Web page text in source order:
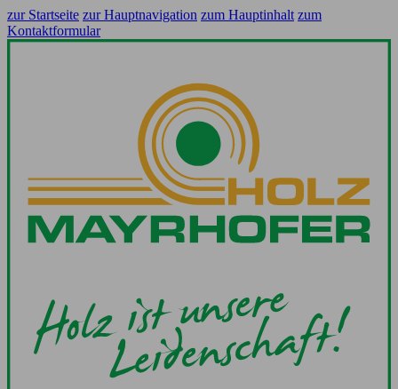
zur Startseite zur Hauptnavigation zum Hauptinhalt zum
Kontaktformular